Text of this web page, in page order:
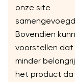
onze site
Bovendien
voorstellen dat
minder
het product